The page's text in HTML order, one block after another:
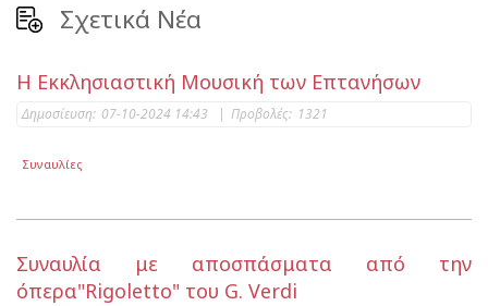
Σχετικά Νέα
Η Εκκλησιαστική Μουσική των Επτανήσων
Δημοσίευση: 07-10-2024 14:43 | Προβολές: 1321
Συναυλίες
Συναυλία με αποσπάσματα από την
όπερα"Rigoletto" του G. Verdi